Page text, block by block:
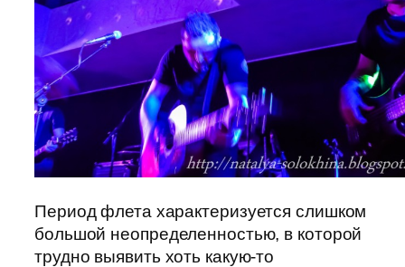
Период флета характеризуется слишком
большой неопределенностью, в которой
трудно выявить хоть какую-то